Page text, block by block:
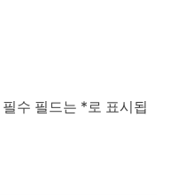
필수 필드는 *로 표시됩